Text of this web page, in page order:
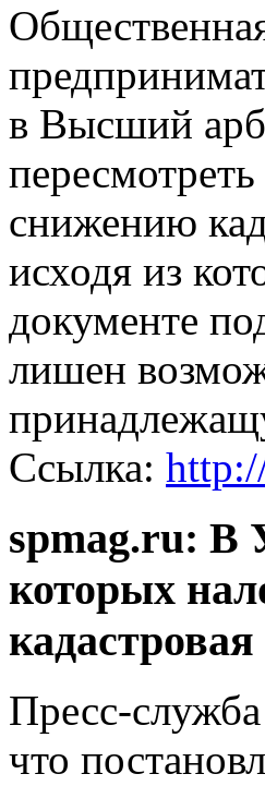
в Высший
снижению
исходя из
документе
лишен
Ссылка:
spmag.ru: В
которых
Пресс-
что